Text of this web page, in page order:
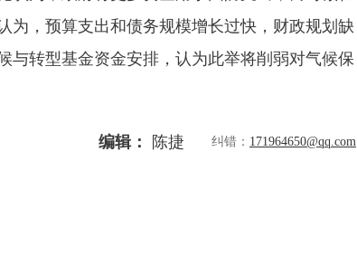
为，预算支出和债务规模增长过快，财政规划缺
与转型基金资金安排，认为此举将削弱对气候保
编辑： 陈捷 纠错： 171964650@qq.com